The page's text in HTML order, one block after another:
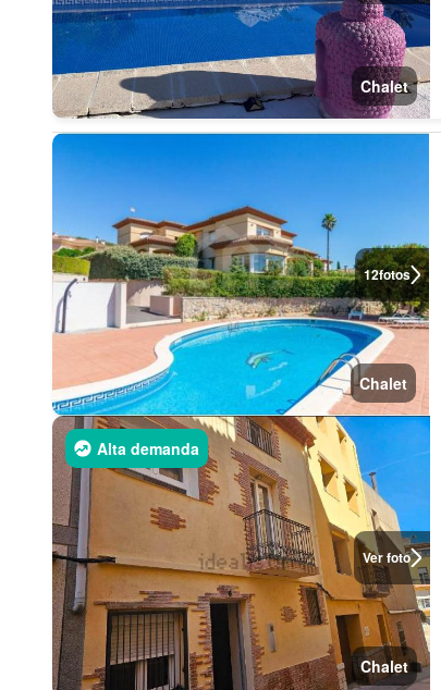
Chalet
12fotos
Chalet
Ver foto
Alta demanda
Chalet